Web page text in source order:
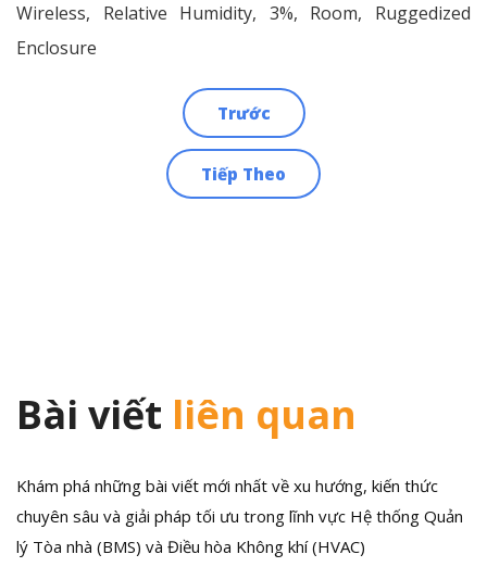
Wireless, Relative Humidity, 3%, Room, Ruggedized
Enclosure
Trước
Tiếp Theo
Bài viết liên quan
Khám phá những bài viết mới nhất về xu hướng, kiến thức
chuyên sâu và giải pháp tối ưu trong lĩnh vực Hệ thống Quản
lý Tòa nhà (BMS) và Điều hòa Không khí (HVAC)